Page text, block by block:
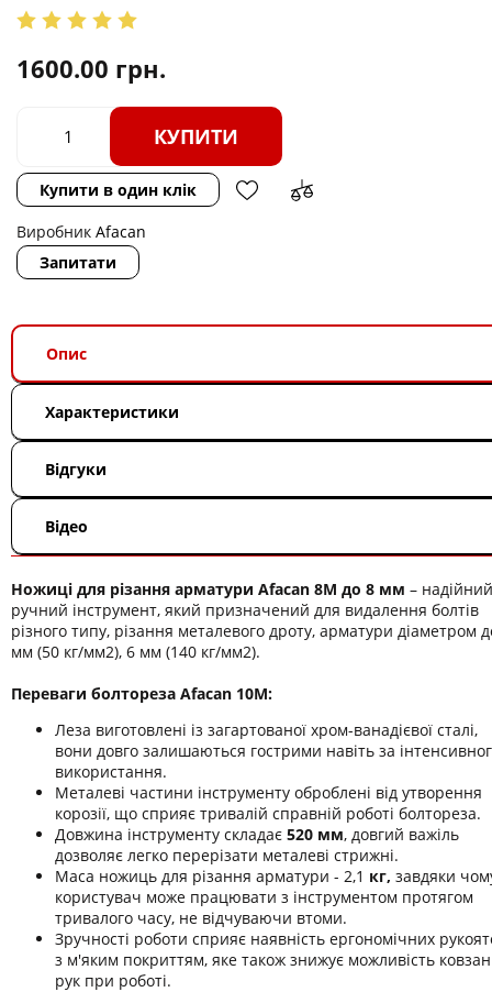
1600.00 грн.
КУПИТИ
Купити в один клік
Виробник Afacan
Запитати
Опис
Характеристики
Відгуки
Відео
Ножиці для різання арматури Afacan 8M до 8 мм – надійний
ручний інструмент, який призначений для видалення болтів
різного типу, різання металевого дроту, арматури діаметром
мм (50 кг/мм2), 6 мм (140 кг/мм2).
Переваги болтореза Afacan 10M:
Леза виготовлені із загартованої хром-ванадієвої сталі,
вони довго залишаються гострими навіть за
використання.
Металеві частини інструменту оброблені від утворення
корозії, що сприяє тривалій справній роботі болтореза.
Довжина інструменту складає 520 мм, довгий важіль
дозволяє легко перерізати металеві стрижні.
Маса ножиць для різання арматури - 2,1 кг, завдяки
користувач може працювати з інструментом протягом
тривалого часу, не відчуваючи втоми.
Зручності роботи сприяє наявність ергономічних
з м'яким покриттям, яке також знижує можливість
рук при роботі.